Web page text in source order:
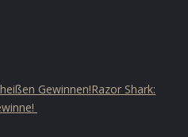
Gewinnen!Razor Shark: